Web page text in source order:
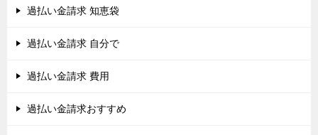
過払い金請求 知恵袋
過払い金請求 自分で
過払い金請求 費用
過払い金請求おすすめ